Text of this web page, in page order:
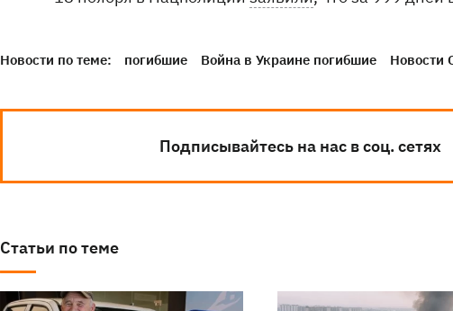
Новости по теме: погибшие Война в Украине погибшие Новости
Подписывайтесь на нас в соц. сетях
Статьи по теме